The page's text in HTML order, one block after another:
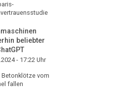
beliebter
- 17:22 Uhr
Betonklötze vom
fallen